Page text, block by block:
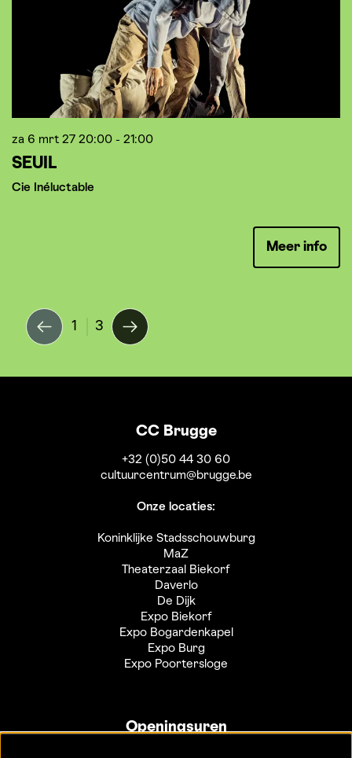
SEUIL
Cie Inéluctable
za 6 mrt 27 20:00 - 21:00
Meer info
1 3
CC Brugge
+32 (0)50 44 30 60
cultuurcentrum@brugge.be
Onze locaties:
Koninklijke Stadsschouwburg
MaZ
Theaterzaal Biekorf
Daverlo
De Dijk
Expo Biekorf
Expo Bogardenkapel
Expo Burg
Expo Poortersloge
Openingsuren